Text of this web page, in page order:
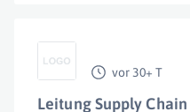
vor 30+ T
Leitung Supply